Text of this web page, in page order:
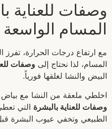
وصفات للعناية
المسام
مع ارتفاع درجات الحرارة، تفرز
المسام، لذا نحتاج إلى وصفات
البيض والنشا لغلقها فورياً.
اخلطي ملعقة من النشا مع بياض
وصفات للعناية بالبشرة التي
الطبيعي وتخفي عيوب البشرة